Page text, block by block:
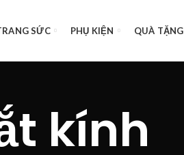
SỨC PHỤ KIỆN QUÀ TẶNG
kính